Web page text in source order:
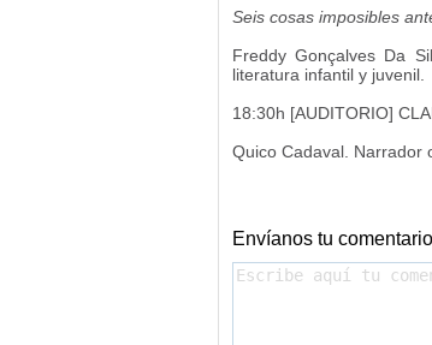
Seis cosas imposibles
Freddy Gonçalves Da
literatura infantil y juvenil.
18:30h [AUDITORIO]
Quico Cadaval. Narrador
Envíanos tu